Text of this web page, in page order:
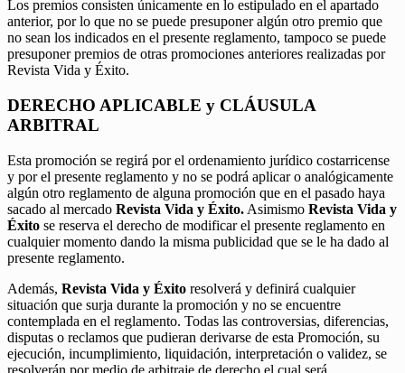
Los premios consisten únicamente en lo estipulado en el apartado
anterior, por lo que no se puede presuponer algún otro premio que
no sean los indicados en el presente reglamento, tampoco se puede
presuponer premios de otras promociones anteriores realizadas por
Revista Vida y Éxito.
DERECHO APLICABLE y CLÁUSULA
ARBITRAL
Esta promoción se regirá por el ordenamiento jurídico costarricense
y por el presente reglamento y no se podrá aplicar o analógicamente
algún otro reglamento de alguna promoción que en el pasado haya
sacado al mercado Revista Vida y Éxito. Asimismo Revista Vida y
Éxito se reserva el derecho de modificar el presente reglamento en
cualquier momento dando la misma publicidad que se le ha dado al
presente reglamento.
Además, Revista Vida y Éxito resolverá y definirá cualquier
situación que surja durante la promoción y no se encuentre
contemplada en el reglamento. Todas las controversias, diferencias,
disputas o reclamos que pudieran derivarse de esta Promoción, su
ejecución, incumplimiento, liquidación, interpretación o validez, se
resolverán por medio de arbitraje de derecho el cual será